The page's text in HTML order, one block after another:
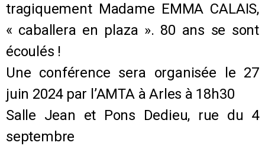
tragiquement Madame EMMA CALAIS,
« caballera en plaza ». 80 ans se sont
écoulés !
Une conférence sera organisée le 27
juin 2024 par l’AMTA à Arles à 18h30
Salle Jean et Pons Dedieu, rue du 4
septembre